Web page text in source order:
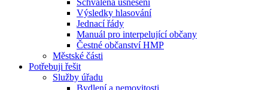
Schválená usnesení
Výsledky hlasování
Jednací řády
Manuál pro interpelující občany
Čestné občanství HMP
Městské části
Potřebuji řešit
Služby úřadu
Bydlení a nemovitosti